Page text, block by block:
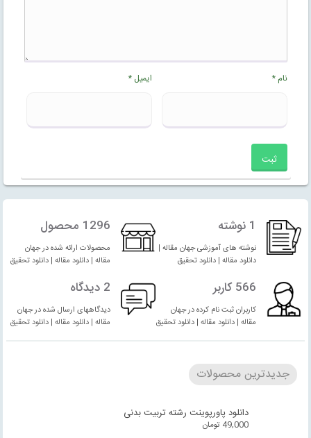
نام* ایمیل*
1 نوشته
نوشته های آموزشی جهان مقاله |
دانلود مقاله | دانلود تحقیق
1296 محصول
محصولات ارائه شده در جهان
مقاله | دانلود مقاله | دانلود تحقیق
566 کاربر
کاربران ثبت نام کرده در جهان
مقاله | دانلود مقاله | دانلود تحقیق
2 دیدگاه
دیدگاههای ارسال شده در جهان
مقاله | دانلود مقاله | دانلود تحقیق
جدیدترین محصولات
دانلود پاورپوینت رشته تربیت بدنی
49,000 تومان